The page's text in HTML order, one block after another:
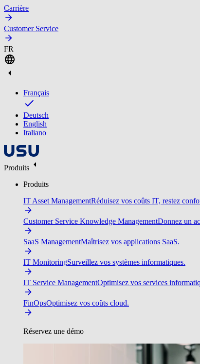
Carrière
Customer Service
FR
Français
Deutsch
English
Italiano
Produits
Produits
IT Asset ManagementRéduisez vos coûts IT, restez
Customer Service Knowledge ManagementDonnez un
SaaS ManagementMaîtrisez vos applications SaaS.
IT MonitoringSurveillez vos systèmes informatiques.
IT Service ManagementOptimisez vos services
FinOpsOptimisez vos coûts cloud.
Réservez une démo